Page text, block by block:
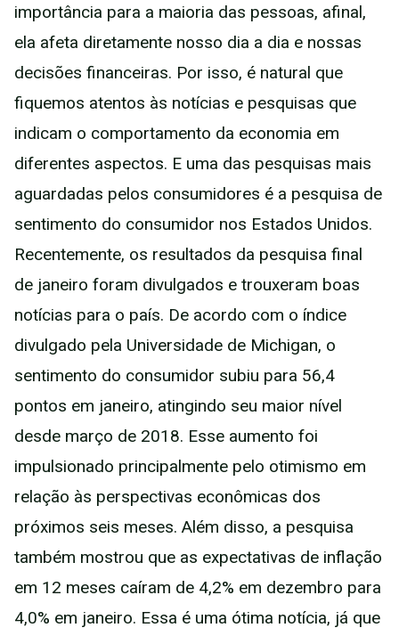
importância para a maioria das pessoas, afinal,
ela afeta diretamente nosso dia a dia e nossas
decisões financeiras. Por isso, é natural que
fiquemos atentos às notícias e pesquisas que
indicam o comportamento da economia em
diferentes aspectos. E uma das pesquisas mais
aguardadas pelos consumidores é a pesquisa de
sentimento do consumidor nos Estados Unidos.
Recentemente, os resultados da pesquisa final
de janeiro foram divulgados e trouxeram boas
notícias para o país. De acordo com o índice
divulgado pela Universidade de Michigan, o
sentimento do consumidor subiu para 56,4
pontos em janeiro, atingindo seu maior nível
desde março de 2018. Esse aumento foi
impulsionado principalmente pelo otimismo em
relação às perspectivas econômicas dos
próximos seis meses. Além disso, a pesquisa
também mostrou que as expectativas de inflação
em 12 meses caíram de 4,2% em dezembro para
4,0% em janeiro. Essa é uma ótima notícia, já que